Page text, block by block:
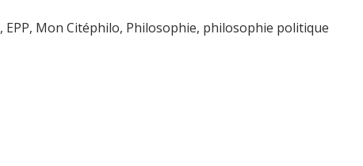
, EPP, Mon Citéphilo, Philosophie, philosophie politique